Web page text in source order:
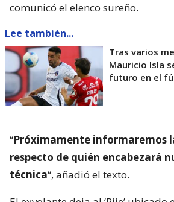
comunicó el elenco sureño.
Lee también...
Tras varios
Mauricio Isla
futuro en el
“Próximamente informaremos
respecto de quién encabezará
técnica“, añadió el texto.